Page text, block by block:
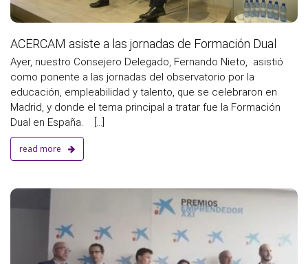
ACERCAM asiste a las jornadas de Formación Dual
Ayer, nuestro Consejero Delegado, Fernando Nieto, asistió
como ponente a las jornadas del observatorio por la
educación, empleabilidad y talento, que se celebraron en
Madrid, y donde el tema principal a tratar fue la Formación
Dual en España. [...]
read more